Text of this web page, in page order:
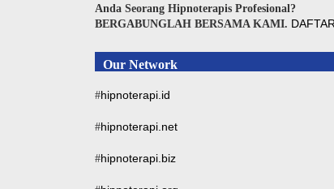
Anda Seorang Hipnoterapis Profesional?
BERGABUNGLAH BERSAMA KAMI.
Our Network
#hipnoterapi.id
#hipnoterapi.net
#hipnoterapi.biz